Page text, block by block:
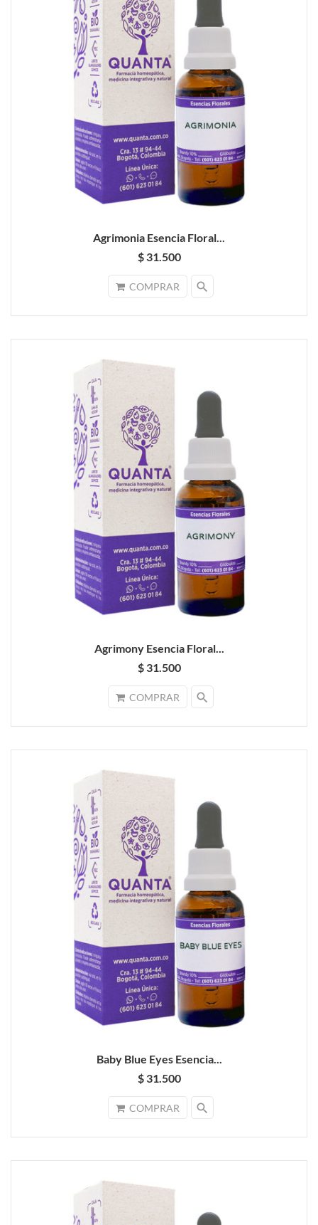
Agrimonia Esencia Floral...
$ 31.500
COMPRAR search
Agrimony Esencia Floral...
$ 31.500
COMPRAR search
Baby Blue Eyes Esencia...
$ 31.500
COMPRAR search